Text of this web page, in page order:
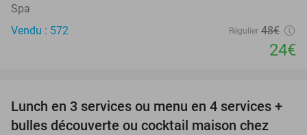
Spa
Vendu : 572
Régulier 48€
24€
42%
Lunch en 3 services ou menu en 4 services +
bulles découverte ou cocktail maison chez